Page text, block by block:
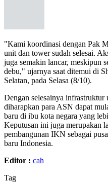
"Kami koordinasi dengan Pak
unit dan tower sudah selesai.
juga semakin lancar, meskipun
debu," ujarnya saat ditemui di
Selatan, pada Selasa (8/10).
Dengan selesainya
diharapkan para ASN dapat
baru di ibu kota negara yang
Keputusan ini juga merupakan
pembangunan IKN sebagai
baru Indonesia.
Editor : cah
Tag